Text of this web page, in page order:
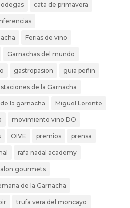
cata de primavera
Ferias de vino
Garnachas del mundo
gastropasion guia peñin
de la Garnacha
la garnacha Miguel Lorente
movimiento vino DO
OIVE premios prensa
rafa nadal academy
gourmets
de la Garnacha
trufa vera del moncayo